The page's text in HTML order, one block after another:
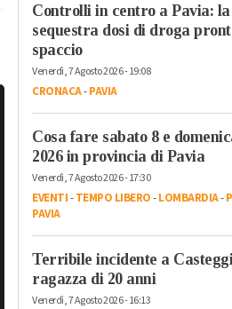
Controlli in centro a Pavia: la
sequestra dosi di droga
spaccio
Venerdì, 7 Agosto 2026 - 19:08
CRONACA-PAVIA
Cosa fare sabato 8 e
2026 in provincia di Pavia
Venerdì, 7 Agosto 2026 - 17:30
EVENTI-TEMPO LIBERO-LOMBARDIA-
PAVIA
Terribile incidente a
ragazza di 20 anni
Venerdì, 7 Agosto 2026 - 16:13